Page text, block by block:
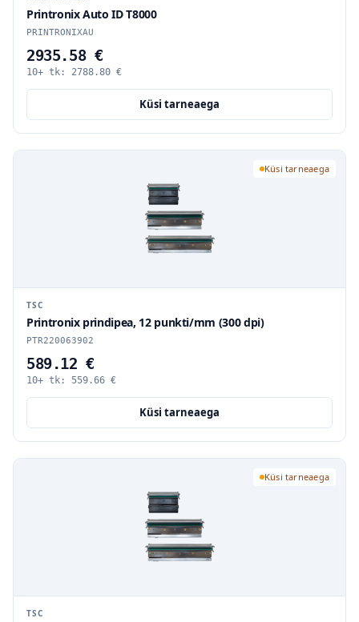
Printronix Auto ID T8000
PRINTRONIXAU
2935.58 €
10+ tk: 2788.80 €
Küsi tarneaega
Küsi tarneaega
TSC
Printronix prindipea, 12 punkti/mm (300 dpi)
PTR220063902
589.12 €
10+ tk: 559.66 €
Küsi tarneaega
Küsi tarneaega
TSC